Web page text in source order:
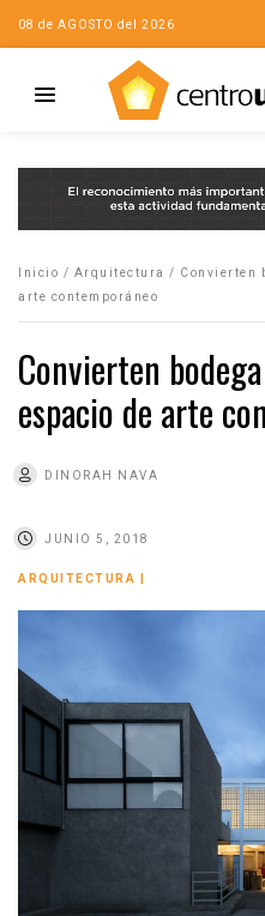
08 de AGOSTO del 2026
Inicio / Arquitectura / Convierten
arte contemporáneo
Convierten
espacio de arte
DINORAH NAVA
JUNIO 5, 2018
ARQUITECTURA